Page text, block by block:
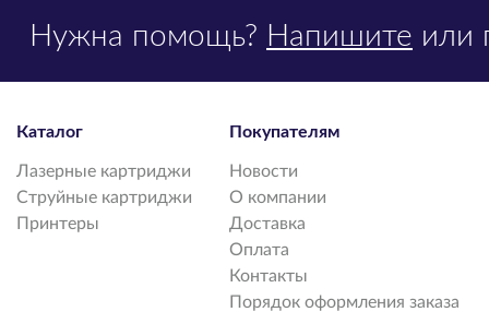
Нужна помощь? Напишите или
Каталог
Лазерные картриджи
Струйные картриджи
Принтеры
Покупателям
Новости
О компании
Доставка
Оплата
Контакты
Порядок оформления заказа